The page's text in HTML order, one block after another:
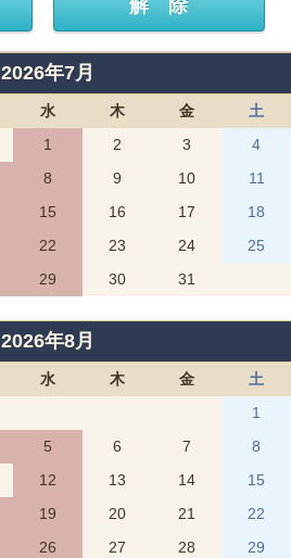
2026年7月
水 木 金
土
1
2 3
4
8 9 10
11
15 16 17
18
22 23 24
25
29 30 31
2026年8月
水 木 金
土
1
5 6 7
8
12 13 14
15
19 20 21
22
26 27 28
29